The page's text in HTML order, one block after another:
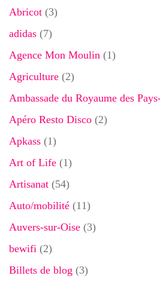
Abricot (3)
adidas (7)
Agence Mon Moulin (1)
Agriculture (2)
Ambassade du Royaume des
Apéro Resto Disco (2)
Apkass (1)
Art of Life (1)
Artisanat (54)
Auto/mobilité (11)
Auvers-sur-Oise (3)
bewifi (2)
Billets de blog (3)